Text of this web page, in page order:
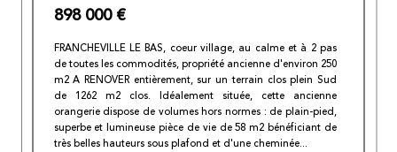
898 000 €
FRANCHEVILLE LE BAS, coeur village, au calme et à 2 pas
de toutes les commodités, propriété ancienne d'environ 250
m2 A RENOVER entièrement, sur un terrain clos plein Sud
de 1262 m2 clos. Idéalement située, cette ancienne
orangerie dispose de volumes hors normes : de plain-pied,
superbe et lumineuse pièce de vie de 58 m2 bénéficiant de
très belles hauteurs sous plafond et d'une cheminée...